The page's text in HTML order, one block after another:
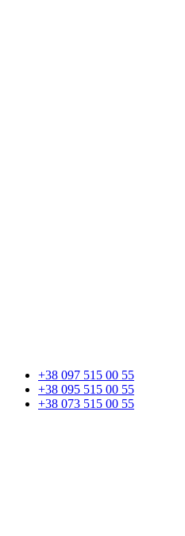
+38 097 515 00 55
+38 095 515 00 55
+38 073 515 00 55